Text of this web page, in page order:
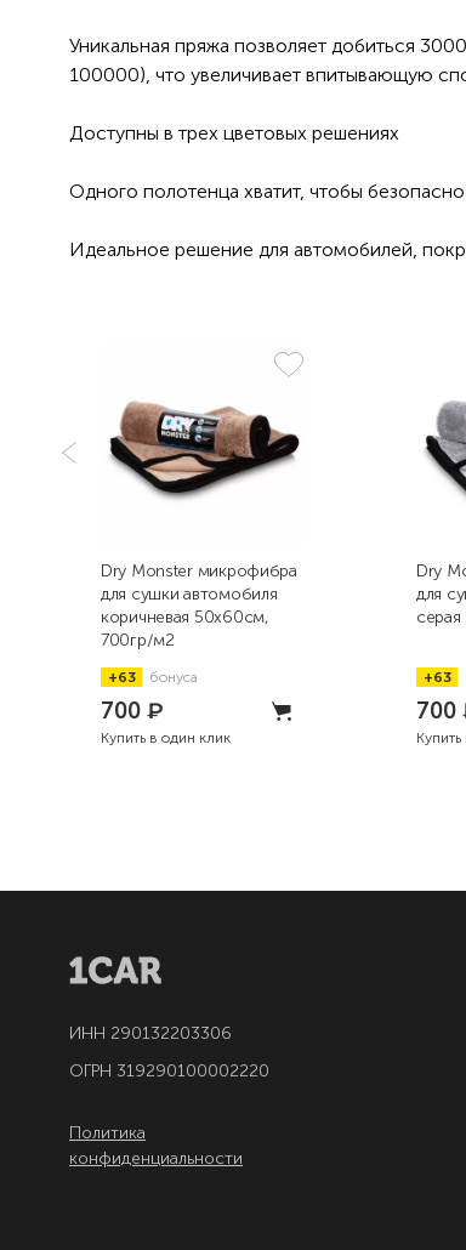
Уникальная пряжа позволяет добиться
100000), что увеличивает впитывающую
Доступны в трех цветовых решениях
Одного полотенца хватит, чтобы
Идеальное решение для автомобилей,
Dry Monster микрофибра
для сушки автомобиля
коричневая 50х60см,
700гр/м2
+63 бонуса
700 ₽
Купить в один клик
Dry
для
+63
700
ИНН 290132203306
ОГРН 319290100002220
Политика
конфиденциальности